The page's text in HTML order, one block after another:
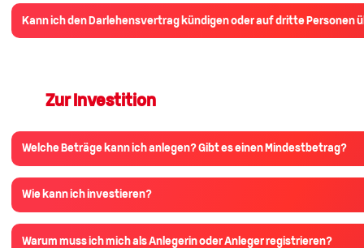
Kann ich den Darlehensvertrag kündigen oder auf dritte Personen
Zur Investition
Welche Beträge kann ich anlegen? Gibt es einen Mindestbetrag?
Wie kann ich investieren?
Warum muss ich mich als Anlegerin oder Anleger registrieren?